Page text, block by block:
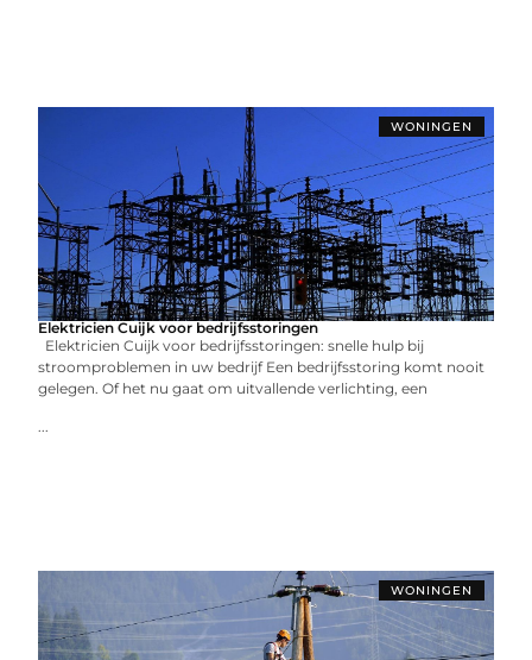
WONINGEN
Elektricien Cuijk voor bedrijfsstoringen
Elektricien Cuijk voor bedrijfsstoringen: snelle hulp bij
stroomproblemen in uw bedrijf Een bedrijfsstoring komt nooit
gelegen. Of het nu gaat om uitvallende verlichting, een
...
WONINGEN